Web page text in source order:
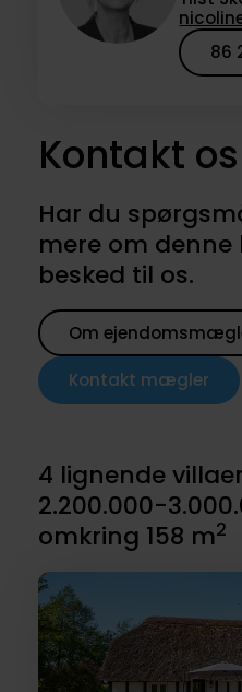
86
Kontakt os
Har du
mere om denne
besked til os.
Om
Kontakt mægler
4 lignende
2.200.000-
omkring 158 m2